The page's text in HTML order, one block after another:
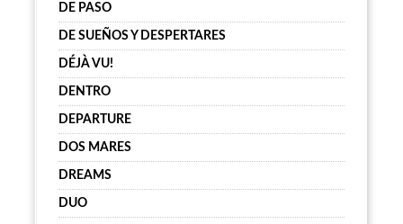
DE PASO
DE SUEÑOS Y DESPERTARES
DÉJÀ VU!
DENTRO
DEPARTURE
DOS MARES
DREAMS
DUO